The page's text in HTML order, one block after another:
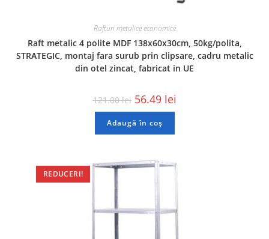
Rafturi metalice economice
Raft metalic 4 polite MDF 138x60x30cm, 50kg/polita,
STRATEGIC, montaj fara surub prin clipsare, cadru metalic
din otel zincat, fabricat in UE
121.00lei 56.49 lei
Adaugă în coș
REDUCERI!